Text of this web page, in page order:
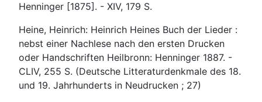
Henninger [1875]. - XIV, 179 S.
Heine, Heinrich: Heinrich Heines Buch der Lieder :
nebst einer Nachlese nach den ersten Drucken
oder Handschriften Heilbronn: Henninger 1887. -
CLIV, 255 S. (Deutsche Litteraturdenkmale des 18.
und 19. Jahrhunderts in Neudrucken ; 27)